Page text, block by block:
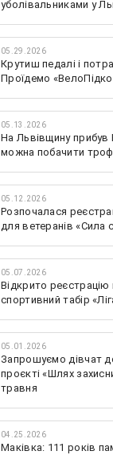
уболівальниками у
05.29.2026
Крутиш педалі і
Проїдемо
05.13.2026
На Львівщину прибув
можна побачити
05.12.2026
Розпочалася
для ветеранів «Сила
05.07.2026
Відкрито реєстрацію
спортивний табір
05.01.2026
Запрошуємо дівчат
проєкті «Шлях
травня
04.25.2026
Маківка: 111 років